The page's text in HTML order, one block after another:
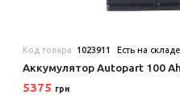
Код товара: 1023911 Есть на
Аккумулятор Autopart 100
5375 грн